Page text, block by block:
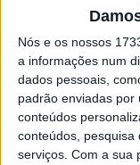
Nós e os nossos
a informações num
dados pessoais,
padrão enviadas por
conteúdos
conteúdos, pesquisa
serviços. Com a sua
“Ele estava
moto construída
decidido a apostar
Special de 1981”,
começado a
modificações. A
que o trabalho